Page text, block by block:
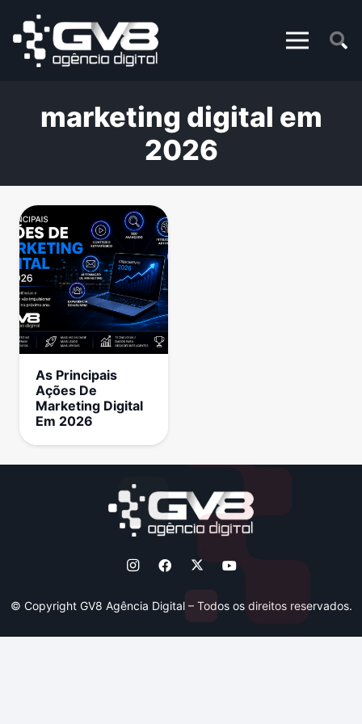
marketing digital em
2026
As Principais
Ações De
Marketing Digital
Em 2026
© Copyright GV8 Agência Digital – Todos os direitos reservados.